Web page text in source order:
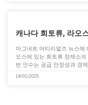
캐나다 희토류, 라오
마그네트 머티리얼즈 뉴스에
오스에 있는 희토류 정제소
번 인수는 공급 안정성과 경
14/01/2025